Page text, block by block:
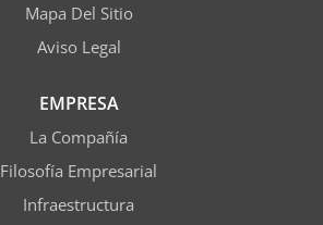
Mapa Del Sitio
Aviso Legal
EMPRESA
La Compañía
Filosofía Empresarial
Infraestructura